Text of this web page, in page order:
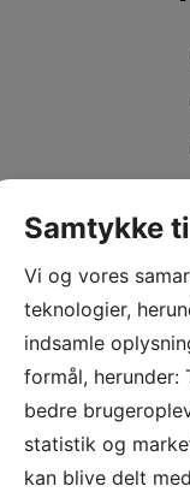
Yoga- og Pilateshold
Samtykke
Vi og vores
teknologier,
indsamle
formål, herunder:
bedre
statistik og
kan blive delt